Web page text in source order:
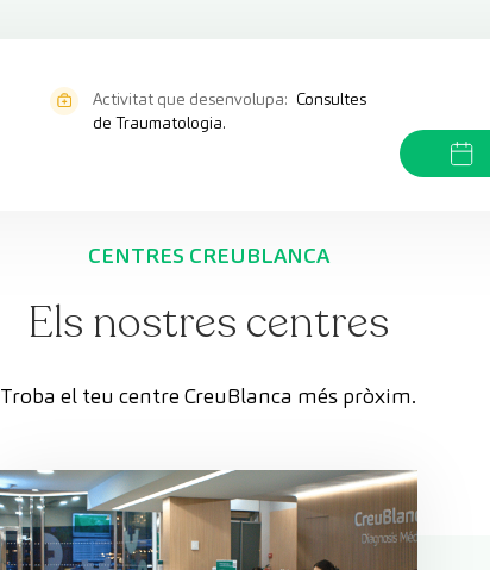
Activitat que desenvolupa: Consultes
de Traumatologia.
CENTRES CREUBLANCA
Els nostres centres
Troba el teu centre CreuBlanca més pròxim.